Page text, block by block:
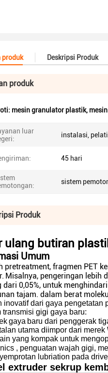
produk Deskripsi Produk
produk
mesin granulator plastik,
luar
instalasi,
45 hari
sistem
Produk
ulang butiran
Umum
pretreatment, fragmen PET
Misalnya, pengeringan lebih
dari 0,05%, untuk
tajam. dalam berat
inovatif dari gaya pengetatan
transmisi gigi gaya baru:
gaya baru dari penggerak
utama diimpor dari merek
yang kompak untuk
, penguatan wajah gigi,
lubriation pada
extruder sekrup